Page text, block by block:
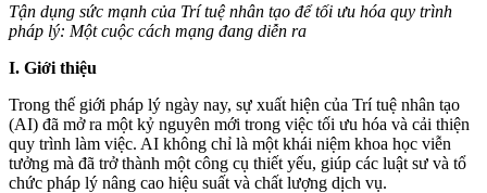
Tận dụng sức mạnh của Trí tuệ nhân tạo để tối ưu hóa quy trình
pháp lý: Một cuộc cách mạng đang diễn ra
I. Giới thiệu
Trong thế giới pháp lý ngày nay, sự xuất hiện của Trí tuệ nhân tạo
(AI) đã mở ra một kỷ nguyên mới trong việc tối ưu hóa và cải thiện
quy trình làm việc. AI không chỉ là một khái niệm khoa học viễn
tưởng mà đã trở thành một công cụ thiết yếu, giúp các luật sư và tổ
chức pháp lý nâng cao hiệu suất và chất lượng dịch vụ.